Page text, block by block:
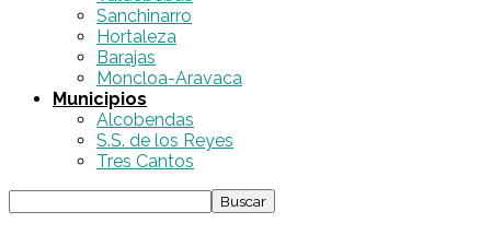
Sanchinarro
Hortaleza
Barajas
Moncloa-Aravaca
Municipios
Alcobendas
S.S. de los Reyes
Tres Cantos